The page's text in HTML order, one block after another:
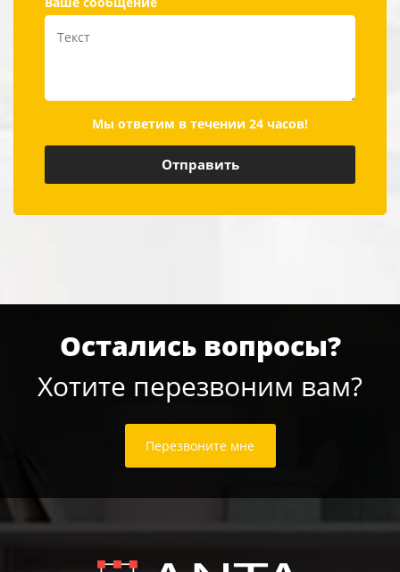
Мы ответим в течении 24 часов!
Остались вопросы?
Хотите перезвоним вам?
Перезвоните мне